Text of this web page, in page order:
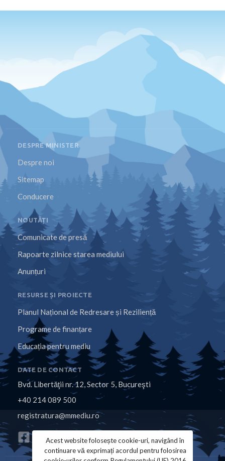
DESPRE MINISTER
Despre noi
Sitemap
Conducere
NOUTĂȚI
Comunicate de presă
Rapoarte zilnice starea mediului
Anunțuri
RESURSE ȘI PROIECTE
Planul Național de Redresare și Reziliență
Programe de finanțare
Educația pentru mediu
DATE DE CONTACT
Bvd. Libertăţii nr. 12, Sector 5, Bucureşti
+40 214 089 500
registratura@mmediu.ro
Acest website folosește cookie-uri, navigând în
continuare vă exprimați acordul pentru folosirea